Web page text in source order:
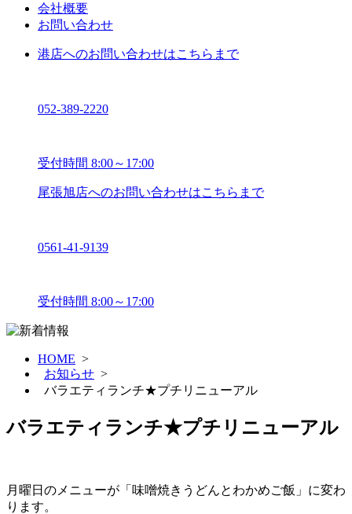
会社概要
お問い合わせ
港店へのお問い合わせはこちらまで
052-389-2220
受付時間 8:00～17:00
尾張旭店へのお問い合わせはこちらまで
0561-41-9139
受付時間 8:00～17:00
HOME >
お知らせ >
バラエティランチ★プチリニューアル
バラエティランチ★プチリニューアル
月曜日のメニューが「味噌焼きうどんとわかめご飯」に変わ
ります。